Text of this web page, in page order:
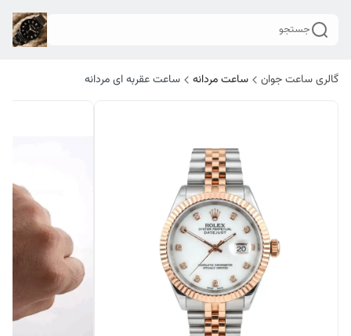
جستجو
گالری ساعت جوان ساعت مردانه ساعت عقربه ای مردانه